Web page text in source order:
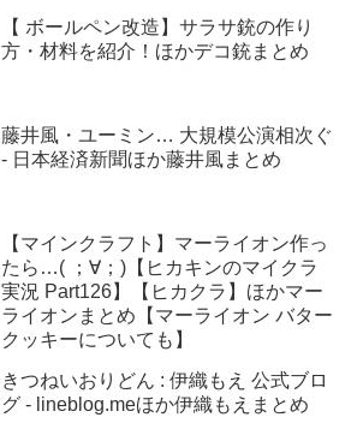
【 ボールペン改造】サラサ銃の作り
方・材料を紹介！ほかデコ銃まとめ
藤井風・ユーミン… 大規模公演相次ぐ
- 日本経済新聞ほか藤井風まとめ
【マインクラフト】マーライオン作っ
たら…( ；∀；)【ヒカキンのマイクラ
実況 Part126】【ヒカクラ】ほかマー
ライオンまとめ【マーライオン バター
クッキーについても】
きつねいおりどん : 伊織もえ 公式ブロ
グ - lineblog.meほか伊織もえまとめ